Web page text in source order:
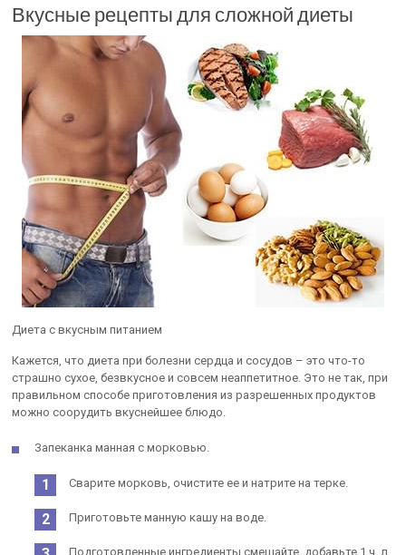
Вкусные рецепты для сложной диеты
Диета с вкусным питанием
Кажется, что диета при болезни сердца и сосудов – это что-то
страшно сухое, безвкусное и совсем неаппетитное. Это не так, при
правильном способе приготовления из разрешенных продуктов
можно соорудить вкуснейшее блюдо.
Запеканка манная с морковью.
Сварите морковь, очистите ее и натрите на терке.
Приготовьте манную кашу на воде.
Подготовленные ингредиенты смешайте, добавьте 1 ч. л.